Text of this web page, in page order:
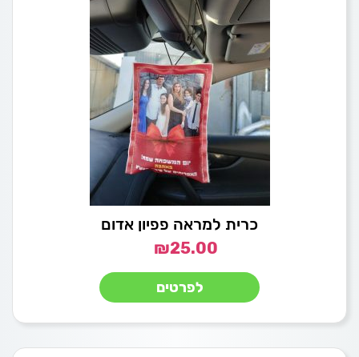
כרית למראה פפיון אדום
₪25.00
לפרטים